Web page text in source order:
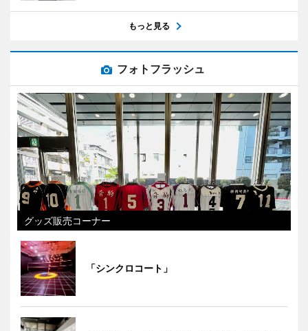
もっと見る
フォトフラッシュ
グッズ販売コーナー
「シンクロコート」